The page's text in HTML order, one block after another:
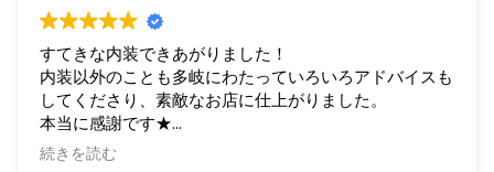
すてきな内装できあがりました！
内装以外のことも多岐にわたっていろいろアドバイスも
してくださり、素敵なお店に仕上がりました。
本当に感謝です★
これからも引き続きよろしくお願いします。
続きを読む